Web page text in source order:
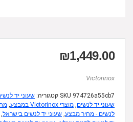
₪1,449.00
Victorinox
SKU 974726a55cb7 קטגוריה: שעוני יד
שעוני יד לנשים, מוצרי Victorinox במבצע ,
לנשים - מחיר מבצע, שעוני יד לנשים בישראל,